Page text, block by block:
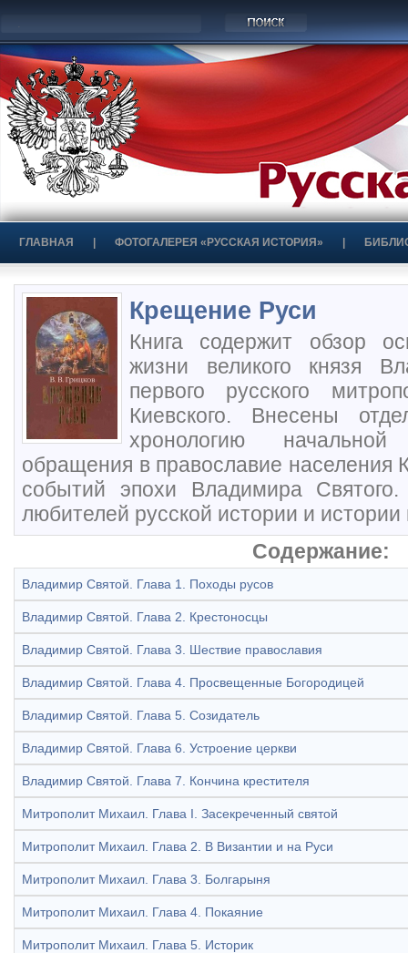
ГЛАВНАЯ ФОТОГАЛЕРЕЯ «РУССКАЯ ИСТОРИЯ»
Крещение Руси
Книга содержит обзор
жизни великого князя
первого русского
Киевского. Внесены
хронологию
обращения в православие населения
событий эпохи Владимира
любителей русской истории и истории
Содержание:
Владимир Святой. Глава 1. Походы русов
Владимир Святой. Глава 2. Крестоносцы
Владимир Святой. Глава 3. Шествие православия
Владимир Святой. Глава 4. Просвещенные Богородицей
Владимир Святой. Глава 5. Созидатель
Владимир Святой. Глава 6. Устроение церкви
Владимир Святой. Глава 7. Кончина крестителя
Митрополит Михаил. Глава I. Засекреченный святой
Митрополит Михаил. Глава 2. В Византии и на Руси
Митрополит Михаил. Глава 3. Болгарыня
Митрополит Михаил. Глава 4. Покаяние
Митрополит Михаил. Глава 5. Историк